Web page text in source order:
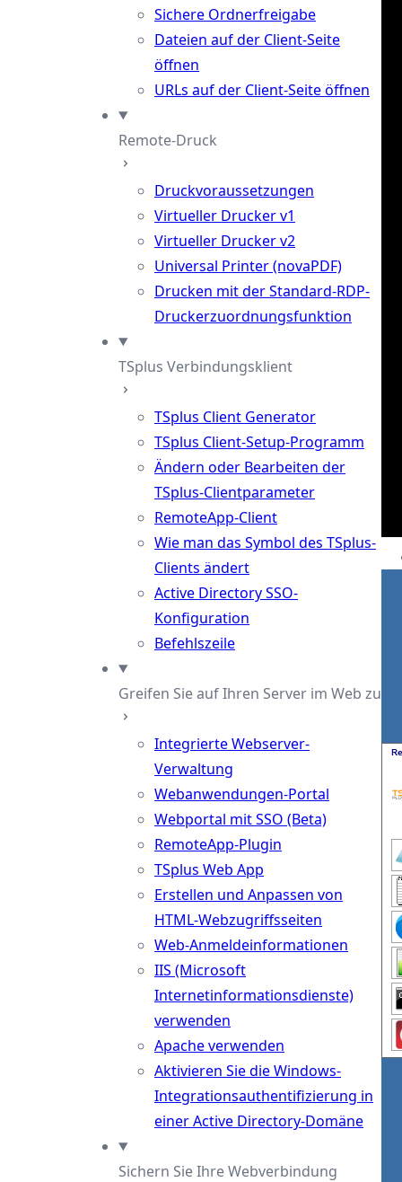
Sichere Ordnerfreigabe
Dateien auf der Client-Seite
öffnen
URLs auf der Client-Seite öffnen
Remote-Druck
Druckvoraussetzungen
Virtueller Drucker v1
Virtueller Drucker v2
Universal Printer (novaPDF)
Drucken mit der Standard-RDP-
Druckerzuordnungsfunktion
TSplus Verbindungsklient
TSplus Client Generator
TSplus Client-Setup-Programm
Ändern oder Bearbeiten der
TSplus-Clientparameter
RemoteApp-Client
Wie man das Symbol des TSplus-
Clients ändert
Active Directory SSO-
Konfiguration
Befehlszeile
Greifen Sie auf Ihren Server im Web zu
Integrierte Webserver-
Verwaltung
Webanwendungen-Portal
Webportal mit SSO (Beta)
RemoteApp-Plugin
TSplus Web App
Erstellen und Anpassen von
HTML-Webzugriffsseiten
Web-Anmeldeinformationen
IIS (Microsoft
Internetinformationsdienste)
verwenden
Apache verwenden
Aktivieren Sie die Windows-
Integrationsauthentifizierung in
einer Active Directory-Domäne
Sichern Sie Ihre Webverbindung